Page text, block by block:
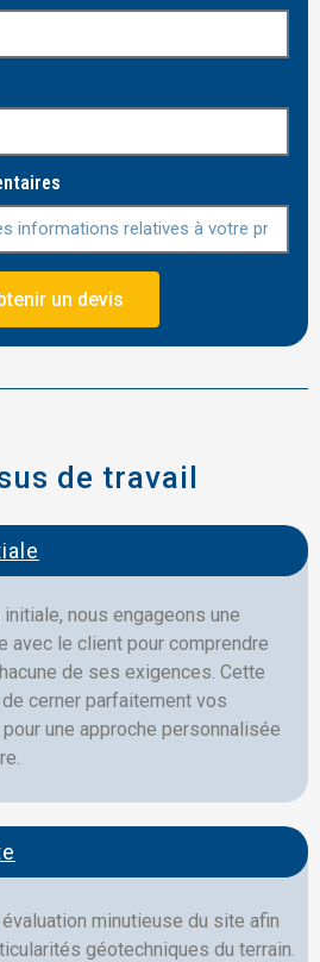
un devis
de travail
nous engageons une
avec le client pour comprendre
de ses exigences. Cette
cerner parfaitement vos
une approche personnalisée
minutieuse du site afin
géotechniques du terrain.